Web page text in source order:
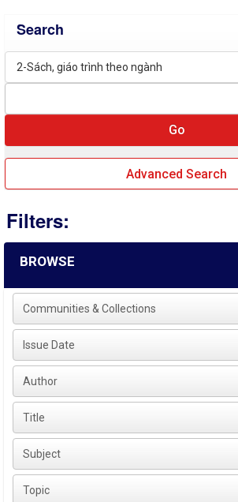
Search
Advanced Search
Filters:
BROWSE
Communities & Collections
Issue Date
Author
Title
Subject
Topic